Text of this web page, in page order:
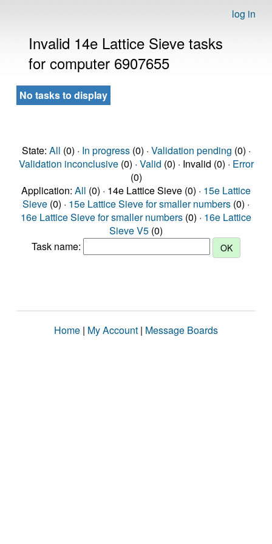
log in
Invalid 14e Lattice Sieve tasks
for computer 6907655
No tasks to display
State: All (0) · In progress(0) · Validation pending (0) ·
Validation inconclusive(0) · Valid (0) · Invalid (0) · Error
(0)
Application: All (0) · 14e Lattice Sieve (0) · 15e Lattice
Sieve (0) · 15e Lattice Sieve for smaller numbers (0) ·
16e Lattice Sieve for smaller numbers (0) · 16e Lattice
Sieve V5 (0)
Task name:
Home | My Account | Message Boards